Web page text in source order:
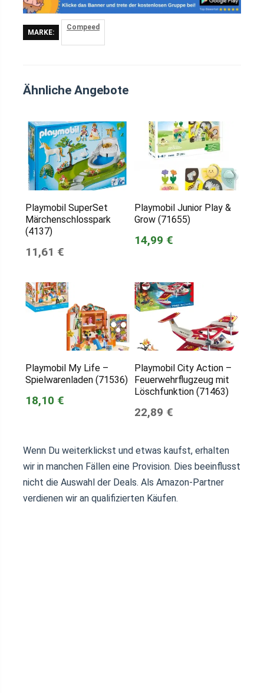
MARKE:
Compeed
Ähnliche Angebote
Playmobil SuperSet
Märchenschlosspark
(4137)
11,61 €
Playmobil Junior Play &
Grow (71655)
14,99 €
Playmobil My Life –
Spielwarenladen (71536)
18,10 €
Playmobil City Action –
Feuerwehrflugzeug mit
Löschfunktion (71463)
22,89 €
Wenn Du weiterklickst und etwas kaufst, erhalten
wir in manchen Fällen eine Provision. Dies beeinflusst
nicht die Auswahl der Deals. Als Amazon-Partner
verdienen wir an qualifizierten Käufen.